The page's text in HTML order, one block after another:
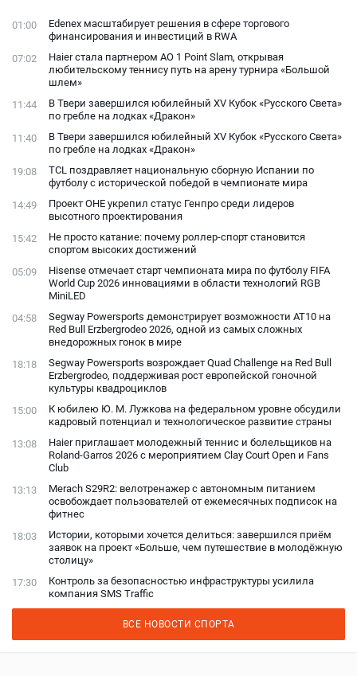
фанатами
01:00
Edenex масштабирует решения в сфере торгового
финансирования и инвестиций в RWA
07:02
Haier стала партнером AO 1 Point Slam, открывая
любительскому теннису путь на арену турнира «Большой
шлем»
11:44
В Твери завершился юбилейный XV Кубок «Русского Света»
по гребле на лодках «Дракон»
11:40
В Твери завершился юбилейный XV Кубок «Русского Света»
по гребле на лодках «Дракон»
19:08
TCL поздравляет национальную сборную Испании по
футболу с исторической победой в чемпионате мира
14:49
Проект ОНЕ укрепил статус Генпро среди лидеров
высотного проектирования
15:42
Не просто катание: почему роллер-спорт становится
спортом высоких достижений
05:09
Hisense отмечает старт чемпионата мира по футболу FIFA
World Cup 2026 инновациями в области технологий RGB
MiniLED
04:58
Segway Powersports демонстрирует возможности AT10 на
Red Bull Erzbergrodeo 2026, одной из самых сложных
внедорожных гонок в мире
18:18
Segway Powersports возрождает Quad Challenge на Red Bull
Erzbergrodeo, поддерживая рост европейской гоночной
культуры квадроциклов
15:00
К юбилею Ю. М. Лужкова на федеральном уровне обсудили
кадровый потенциал и технологическое развитие страны
13:08
Haier приглашает молодежный теннис и болельщиков на
Roland-Garros 2026 с мероприятием Clay Court Open и Fans
Club
13:13
Merach S29R2: велотренажер с автономным питанием
освобождает пользователей от ежемесячных подписок на
фитнес
18:03
Истории, которыми хочется делиться: завершился приём
заявок на проект «Больше, чем путешествие в молодёжную
столицу»
17:30
Контроль за безопасностью инфраструктуры усилила
компания SMS Traffic
ВСЕ НОВОСТИ СПОРТА